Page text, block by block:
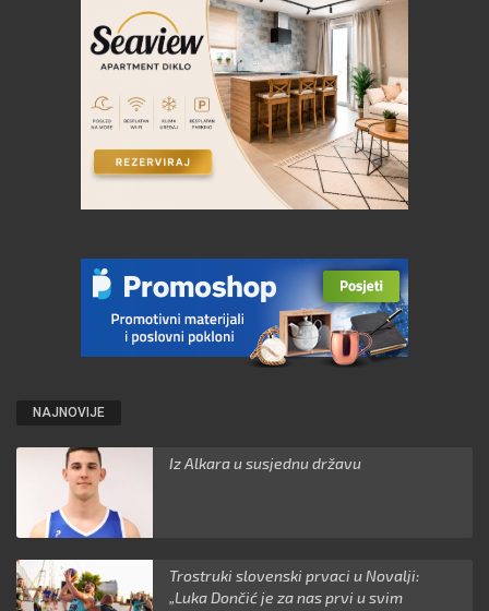
NAJNOVIJE
Iz Alkara u susjednu državu
Trostruki slovenski prvaci u Novalji:
„Luka Dončić je za nas prvi u svim